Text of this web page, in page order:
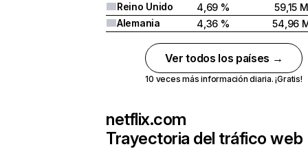
Reino Unido
4,69 %
59,15 M
Alemania
4,36 % 54,96
Ver todos los países →
10 veces más información diaria. ¡Gratis!
netflix.com
Trayectoria del tráfico web